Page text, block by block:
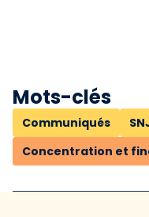
Mots-clés
Communiqués
Concentration et